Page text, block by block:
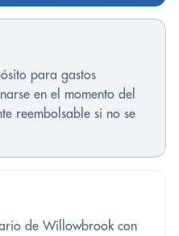
para gastos
en el momento del
reembolsable si no se
de Willowbrook con